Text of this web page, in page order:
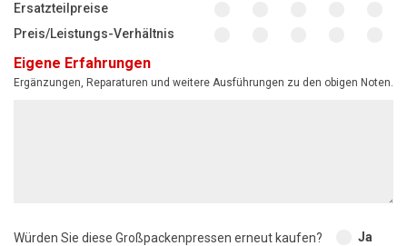
Ersatzteilpreise
Preis/Leistungs-Verhältnis
Eigene Erfahrungen
Ergänzungen, Reparaturen und weitere Ausführungen zu den obigen Noten.
Würden Sie diese Großpackenpressen erneut kaufen?
Ja